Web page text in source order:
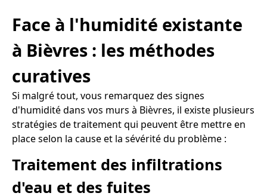
Face à l'humidité existante
à Bièvres : les méthodes
curatives
Si malgré tout, vous remarquez des signes
d'humidité dans vos murs à Bièvres, il existe plusieurs
stratégies de traitement qui peuvent être mettre en
place selon la cause et la sévérité du problème :
Traitement des infiltrations
d'eau et des fuites